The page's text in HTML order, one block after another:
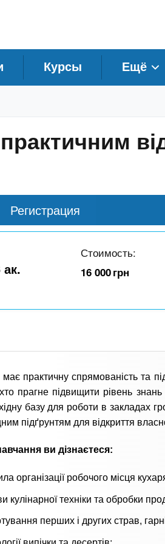
Курсы Ещё
Регистрация
ак.
Стоимость:
16 000грн
практичну спрямованість та
прагне підвищити рівень знань
базу для роботи в закладах
підґрунтям для відкриття
ви дізнаєтеся:
організації робочого місця
кулінарної техніки та обробки
перших і других страв,